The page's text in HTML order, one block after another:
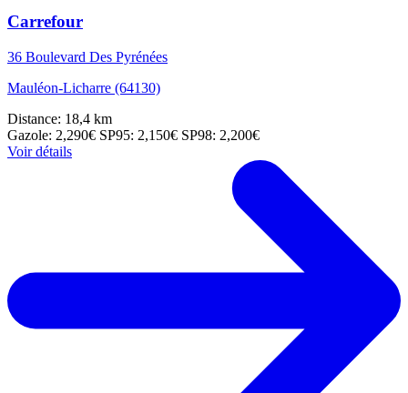
Carrefour
36 Boulevard Des Pyrénées
Mauléon-Licharre (64130)
Distance: 18,4 km
Gazole: 2,290€ SP95: 2,150€ SP98: 2,200€
Voir détails